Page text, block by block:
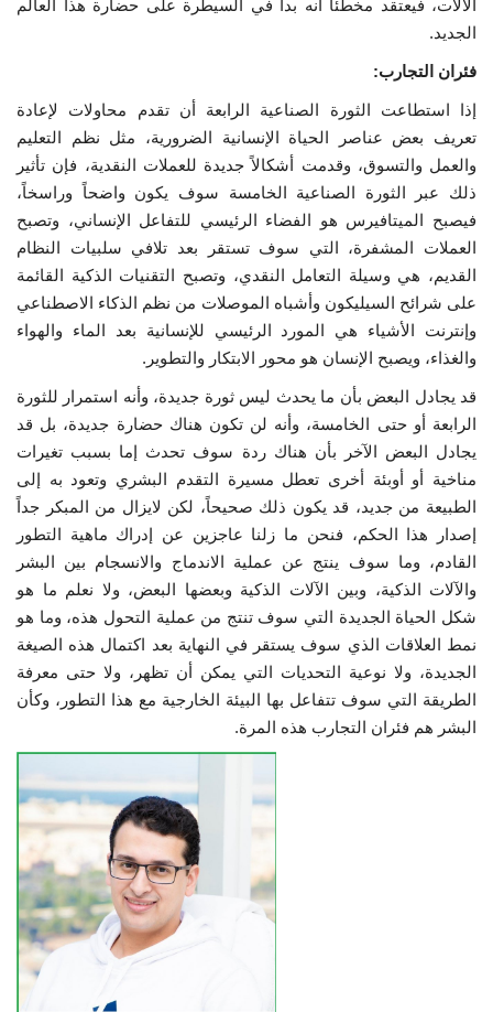
الآلات، فيعتقد مخطئاً أنه بدأ في السيطرة على حضارة هذا العالم
الجديد.
فئران التجارب:
إذا استطاعت الثورة الصناعية الرابعة أن تقدم محاولات لإعادة
تعريف بعض عناصر الحياة الإنسانية الضرورية، مثل نظم التعليم
والعمل والتسوق، وقدمت أشكالاً جديدة للعملات النقدية، فإن تأثير
ذلك عبر الثورة الصناعية الخامسة سوف يكون واضحاً وراسخاً،
فيصبح الميتافيرس هو الفضاء الرئيسي للتفاعل الإنساني، وتصبح
العملات المشفرة، التي سوف تستقر بعد تلافي سلبيات النظام
القديم، هي وسيلة التعامل النقدي، وتصبح التقنيات الذكية القائمة
على شرائح السيليكون وأشباه الموصلات من نظم الذكاء الاصطناعي
وإنترنت الأشياء هي المورد الرئيسي للإنسانية بعد الماء والهواء
والغذاء، ويصبح الإنسان هو محور الابتكار والتطوير.
قد يجادل البعض بأن ما يحدث ليس ثورة جديدة، وأنه استمرار للثورة
الرابعة أو حتى الخامسة، وأنه لن تكون هناك حضارة جديدة، بل قد
يجادل البعض الآخر بأن هناك ردة سوف تحدث إما بسبب تغيرات
مناخية أو أوبئة أخرى تعطل مسيرة التقدم البشري وتعود به إلى
الطبيعة من جديد، قد يكون ذلك صحيحاً، لكن لايزال من المبكر جداً
إصدار هذا الحكم، فنحن ما زلنا عاجزين عن إدراك ماهية التطور
القادم، وما سوف ينتج عن عملية الاندماج والانسجام بين البشر
والآلات الذكية، وبين الآلات الذكية وبعضها البعض، ولا نعلم ما هو
شكل الحياة الجديدة التي سوف تنتج من عملية التحول هذه، وما هو
نمط العلاقات الذي سوف يستقر في النهاية بعد اكتمال هذه الصيغة
الجديدة، ولا نوعية التحديات التي يمكن أن تظهر، ولا حتى معرفة
الطريقة التي سوف تتفاعل بها البيئة الخارجية مع هذا التطور، وكأن
البشر هم فئران التجارب هذه المرة.